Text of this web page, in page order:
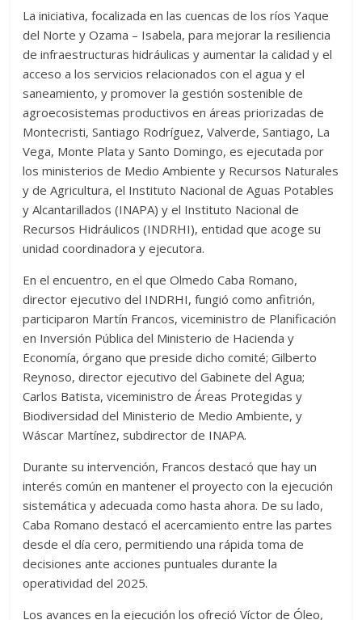
La iniciativa, focalizada en las cuencas de los ríos Yaque
del Norte y Ozama – Isabela, para mejorar la resiliencia
de infraestructuras hidráulicas y aumentar la calidad y el
acceso a los servicios relacionados con el agua y el
saneamiento, y promover la gestión sostenible de
agroecosistemas productivos en áreas priorizadas de
Montecristi, Santiago Rodríguez, Valverde, Santiago, La
Vega, Monte Plata y Santo Domingo, es ejecutada por
los ministerios de Medio Ambiente y Recursos Naturales
y de Agricultura, el Instituto Nacional de Aguas Potables
y Alcantarillados (INAPA) y el Instituto Nacional de
Recursos Hidráulicos (INDRHI), entidad que acoge su
unidad coordinadora y ejecutora.
En el encuentro, en el que Olmedo Caba Romano,
director ejecutivo del INDRHI, fungió como anfitrión,
participaron Martín Francos, viceministro de Planificación
en Inversión Pública del Ministerio de Hacienda y
Economía, órgano que preside dicho comité; Gilberto
Reynoso, director ejecutivo del Gabinete del Agua;
Carlos Batista, viceministro de Áreas Protegidas y
Biodiversidad del Ministerio de Medio Ambiente, y
Wáscar Martínez, subdirector de INAPA.
Durante su intervención, Francos destacó que hay un
interés común en mantener el proyecto con la ejecución
sistemática y adecuada como hasta ahora. De su lado,
Caba Romano destacó el acercamiento entre las partes
desde el día cero, permitiendo una rápida toma de
decisiones ante acciones puntuales durante la
operatividad del 2025.
Los avances en la ejecución los ofreció Víctor de Óleo,